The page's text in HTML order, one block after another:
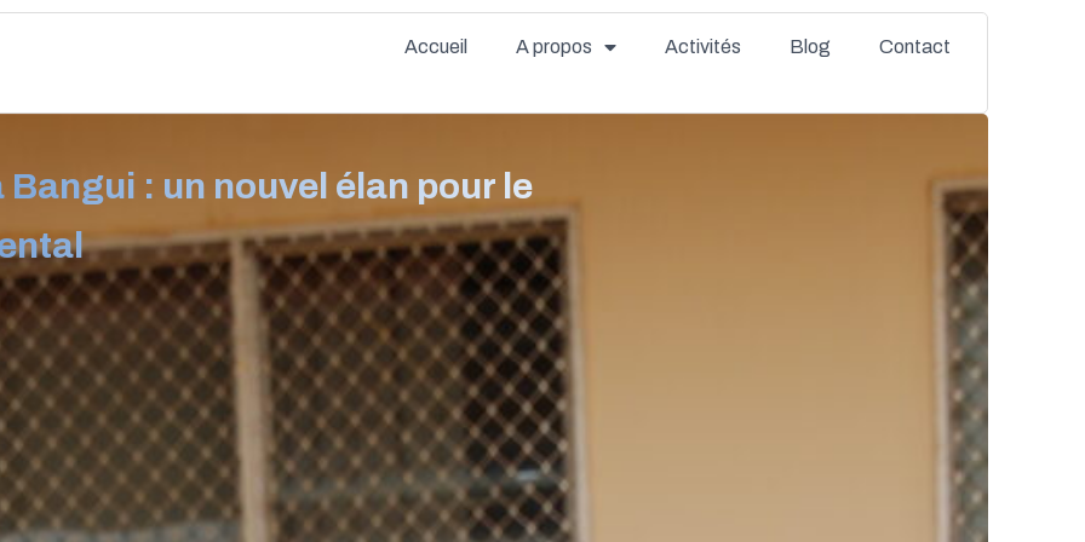
Accueil A propos Activités Blog Contact
: un nouvel élan pour le